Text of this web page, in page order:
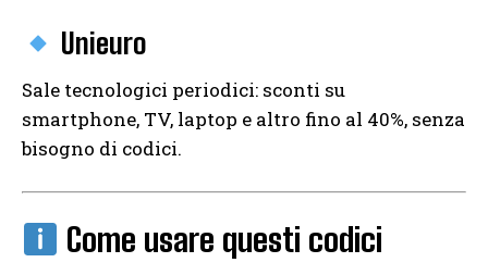
Unieuro
Sale tecnologici periodici: sconti su
smartphone, TV, laptop e altro fino al 40%, senza
bisogno di codici.
Come usare questi codici